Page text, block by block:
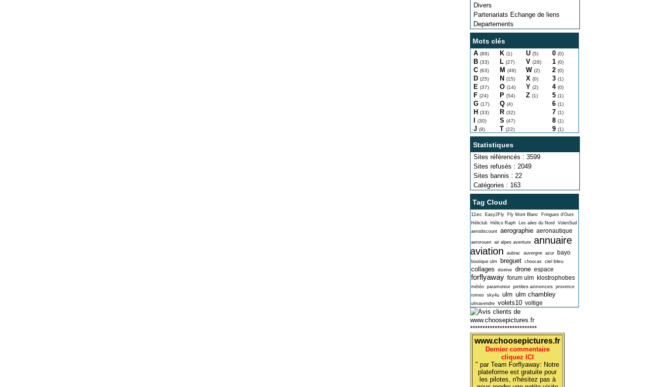
Divers
Partenariats Echange de liens
Departements
Mots clés
A (89)
B (33)
C (63)
D (25)
E (37)
F (24)
G (17)
H (33)
(30)
J (9)
K (1)
L (27)
M (49)
N (15)
O (14)
P (54)
Q (4)
R (32)
S (47)
T (22)
U (5)
V (28)
W (2)
X (0)
Y (2)
Z (1)
0 (0)
1 (0)
2 (0)
3 (1)
4 (0)
5 (1)
6 (1)
7 (1)
8 (1)
9 (1)
Statistiques
Sites référencés : 3599
Sites refusés : 2049
Sites bannis : 22
Catégories : 163
Tag Cloud
11ec Easy2Fly Fly Mont Blanc
Fringues d'Ours
Héliclub
Hélico Raph Les ailes du Nord
VolenSud
aerodiscount aerographie aeronautique
aerorouen air alpes aventure annuaire
aviation
aubrac auvergne azur bayo
boutique ulm breguet choucas ciel bleu
collages dorine drone espace
forflyaway forum ulm klostrophobes
météo paramoteur petites annonces provence
romeo sky4u ulm ulm chambley
ulmavendre volets10 voltige
***************************
www.choosepictures.fr
Dernier commentaire
cliquez ICI
" par Team Forflyaway: Notre
plateforme est gratuite pour
les pilotes, n'hésitez pas à